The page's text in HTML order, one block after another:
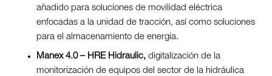
añadido para soluciones de movilidad eléctrica
enfocadas a la unidad de tracción, así como soluciones
para el almacenamiento de energía.
Manex 4.0 – HRE Hidraulic, digitalización de la
monitorización de equipos del sector de la hidráulica